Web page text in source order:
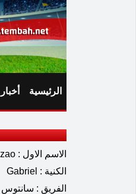
الرئيسية أخبار
الاسم الاول : Brazao
الكنية : Gabriel
الفريق : سانتوس